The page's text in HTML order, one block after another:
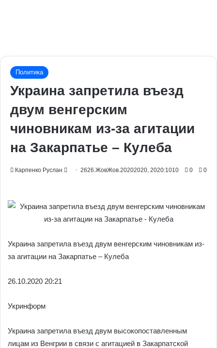
Политика
Украина запретила въезд
двум венгерским
чиновникам из-за агитации
на Закарпатье – Кулеба
Карпенко Руслан
Send2626.ЖовЖов.20202020, 2020:1010 0 0
Украина запретила въезд двум венгерским чиновникам из-
за агитации на Закарпатье – Кулеба
26.10.2020 20:21
Укринформ
Украина запретила въезд двум высокопоставленным
лицам из Венгрии в связи с агитацией в Закарпатской